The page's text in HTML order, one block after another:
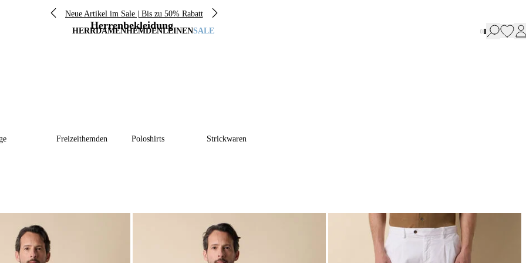
Neue Artikel im Sale | Bis zu 50% Rabatt
HERRDAMENHEMDENLEINENSALE
Herrenbekleidung
Freizeithemden Poloshirts Strickwaren